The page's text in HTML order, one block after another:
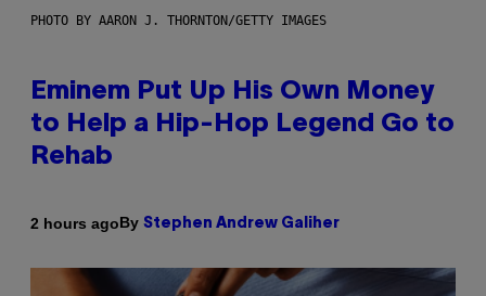
PHOTO BY AARON J. THORNTON/GETTY IMAGES
Eminem Put Up His Own Money
to Help a Hip-Hop Legend Go to
Rehab
2 hours agoBy Stephen Andrew Galiher